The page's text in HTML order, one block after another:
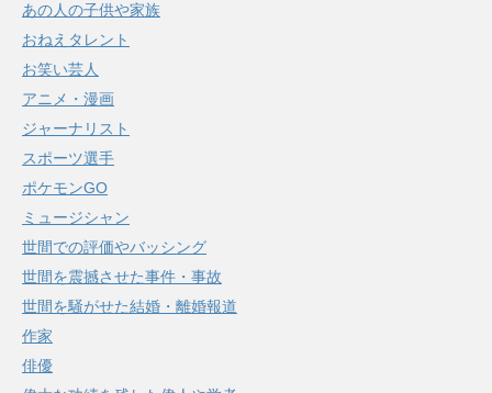
あの人の子供や家族
おねえタレント
お笑い芸人
アニメ・漫画
ジャーナリスト
スポーツ選手
ポケモンGO
ミュージシャン
世間での評価やバッシング
世間を震撼させた事件・事故
世間を騒がせた結婚・離婚報道
作家
俳優